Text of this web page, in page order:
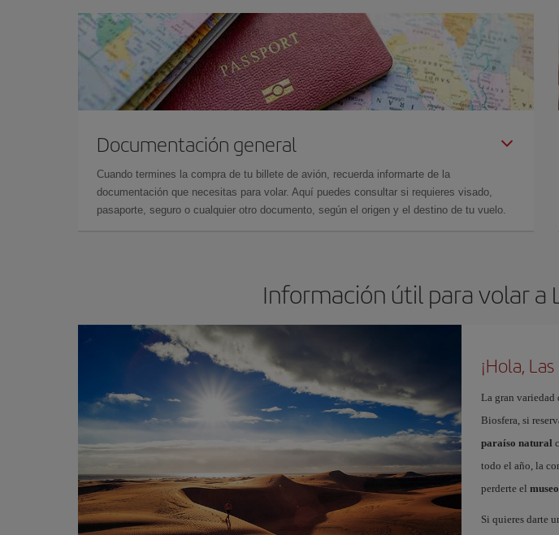
Documentación general
Cuando termines la compra de tu billete de avión, recuerda informarte de la
documentación que necesitas para volar. Aquí puedes consultar si requieres visado,
pasaporte, seguro o cualquier otro documento, según el origen y el destino de tu vuelo.
Información útil para volar a
¡Hola,
La gran variedad
Biosfera, si
paraíso natural
todo el año, la
perderte el
Si quieres darte